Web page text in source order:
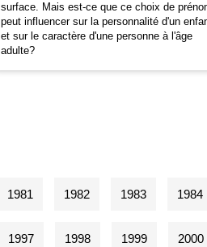
surface. Mais est-ce que ce choix de
peut influencer sur la personnalité d'un
et sur le caractère d'une personne à l'âge
adulte?
1981 1982 1983 1984
1997 1998 1999 2000